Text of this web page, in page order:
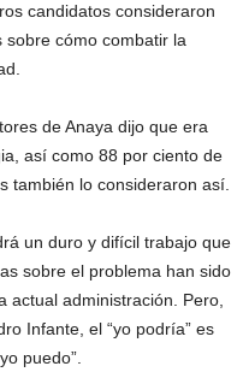
candidatos consideraron
sobre cómo combatir la
de Anaya dijo que era
así como 88 por ciento de
también lo consideraron así.
un duro y difícil trabajo que
sobre el problema han sido
actual administración. Pero,
Infante, el “yo podría” es
puedo”.